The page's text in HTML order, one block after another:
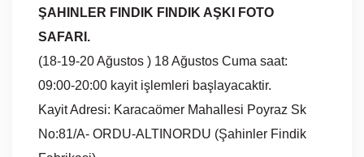
ŞAHINLER FINDIK FINDIK AŞKI FOTO
SAFARI.
(18-19-20 Ağustos ) 18 Ağustos Cuma saat:
09:00-20:00 kayit işlemleri başlayacaktir.
Kayit Adresi: Karacaömer Mahallesi Poyraz Sk
No:81/A- ORDU-ALTINORDU (Şahinler Findik